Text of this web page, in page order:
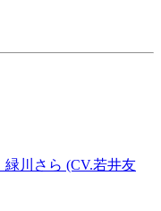
緑川さら (CV.若井友